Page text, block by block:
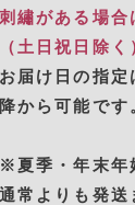
刺繡がある場合
（土日祝日除
お届け日の指
降から可能です
※夏季・年末年
通常よりも発送